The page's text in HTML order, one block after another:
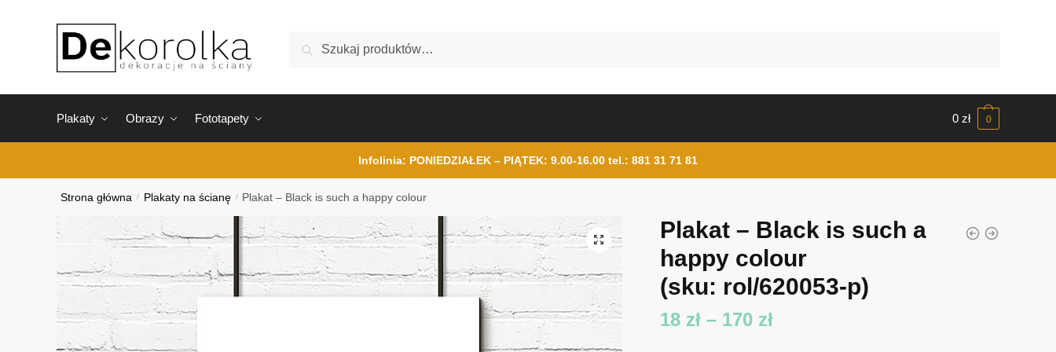
Szukaj
Plakaty Obrazy Fototapety 0 zł 0
Infolinia: PONIEDZIAŁEK – PIĄTEK: 9.00-16.00 tel.: 881 31 71 81
Strona główna / Plakaty na ścianę / Plakat – Black is such a happy colour
Plakat – Black is such a
happy colour
(sku: rol/620053-p)
18 zł – 170 złZakres